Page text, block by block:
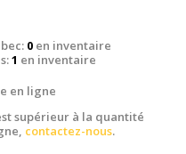
0 en inventaire
1 en inventaire
en ligne
supérieur à la quantité
contactez-nous.